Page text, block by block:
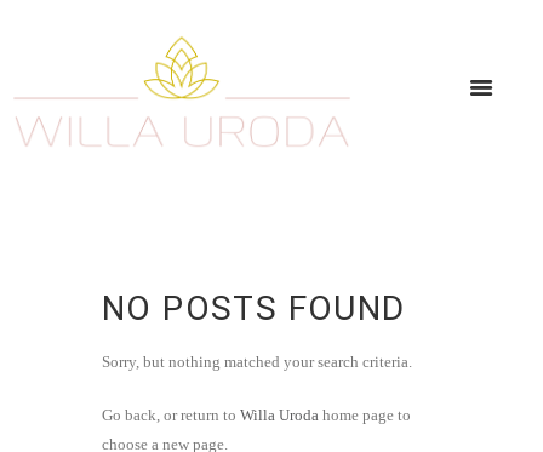
NO POSTS FOUND
Sorry, but nothing matched your search criteria.
Go back, or return to Willa Uroda home page to
choose a new page.